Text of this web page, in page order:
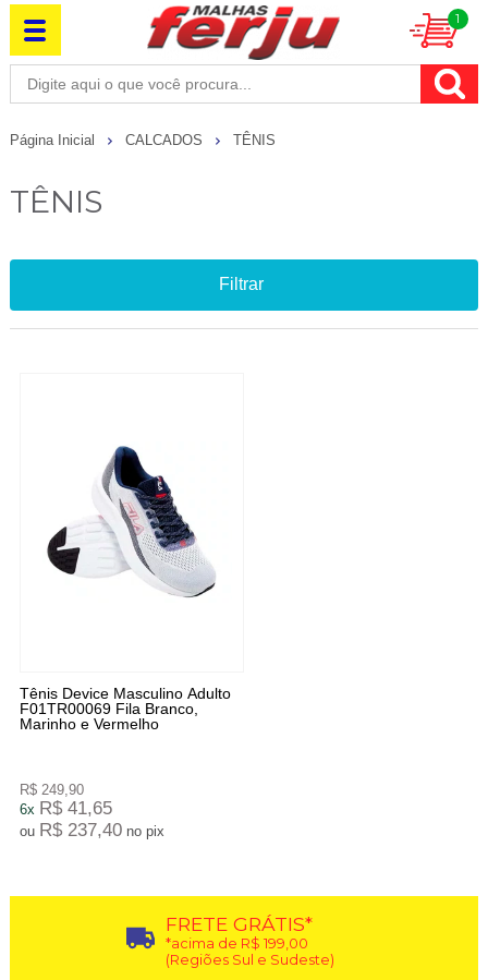
1
Página Inicial CALCADOS TÊNIS
TÊNIS
Filtrar
Tênis Device Masculino Adulto
F01TR00069 Fila Branco,
Marinho e Vermelho
R$ 249,90
6x R$ 41,65
ou R$ 237,40 no pix
FRETE GRÁTIS*
*acima de R$ 199,00
(Regiões Sul e Sudeste)